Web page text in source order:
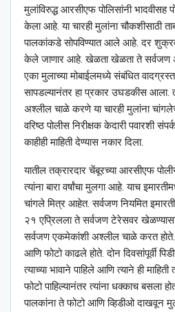
मुलांविरुद्ध आरसीएफ पोलिसांनी भादवीसह
केला आहे. या चारही मुलांना चौकशीसाठी
पालकांकडे सोपविण्यात आले आहे. दर
केले जाणार आहे. खेळता खेळता ते सर्वजण
एका मुलाच्या मोबाईलमध्ये संबंधित
सापडल्यानंतर हा प्रकार उघडकीस आला.
अश्‍लील चाळे करणे या चारही मुलांना
वरिष्ठ पोलीस निरीक्षक केदारी पवारशी
काहीही माहिती देण्यास नकार दिला.
यातील तक्रारदार चेंबूरच्या आरसीएफ
त्यांना बारा वर्षांचा मुलगा आहे. याच
चांगले मित्र आहेत. सर्वजण नियमित
२१ एप्रिलला ते सर्वजण टेरेसवर
सर्वजण एकमेकांशी अश्‍लील चाळे करत होते.
आणि फोटो काढले होते. दोन दिवसांपूर्वी
त्याच्या भावाने पाहिले आणि त्याने ही माहिती
फोटो पाहिल्यानंतर त्यांना धक्काच बसला
पालकांना ते फोटो आणि व्हिडीओ दाखवून